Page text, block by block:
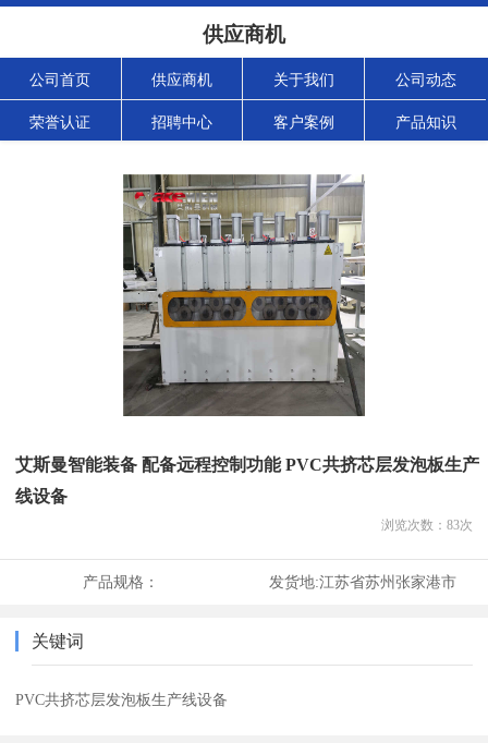
供应商机
公司首页 供应商机 关于我们 公司动态
荣誉认证 招聘中心 客户案例 产品知识
艾斯曼智能装备 配备远程控制功能 PVC共挤芯层发泡板生产
线设备
浏览次数： 83次
产品规格： 发货地:江苏省苏州张家港市
关键词
PVC共挤芯层发泡板生产线设备